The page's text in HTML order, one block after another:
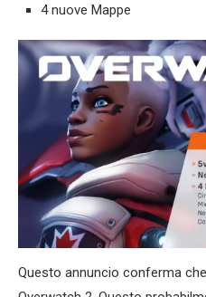
4 nuove Mappe
Questo annuncio conferma